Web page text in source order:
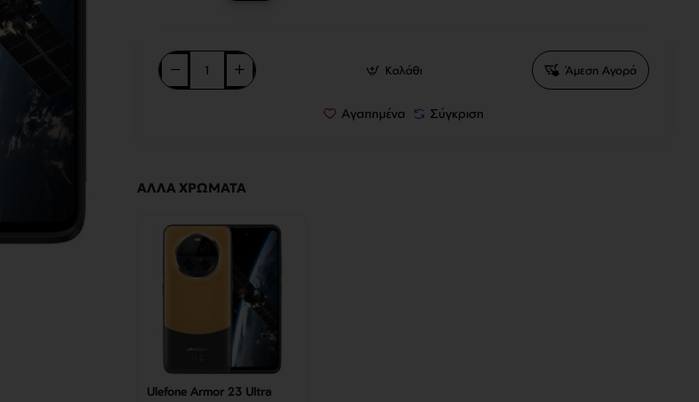
Καλάθι Άμεση Αγορά
Αγαπημένα Σύγκριση
ΆΛΛΑ ΧΡΏΜΑΤΑ
Ulefone Armor 23 Ultra